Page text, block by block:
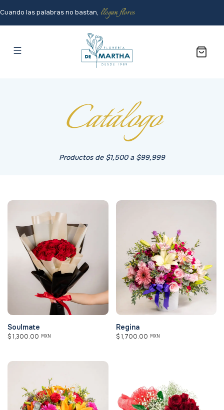
Cuando las palabras no bastan, llegan flores
Catálogo
Productos de $1,500 a $99,999
Soulmate
$1,300.00 MXN
Regina
$1,700.00 MXN